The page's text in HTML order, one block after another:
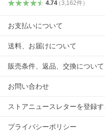
4.74（3,162件）
お支払いについて
送料、お届けについて
販売条件、返品、交換について
お問い合わせ
ストアニュースレターを登録す
プライバシーポリシー